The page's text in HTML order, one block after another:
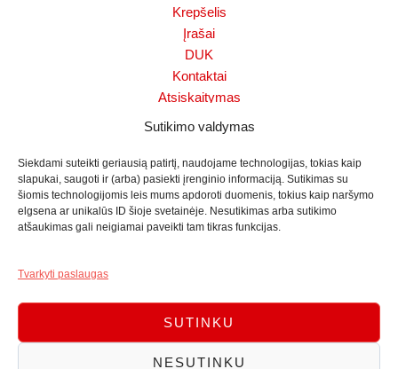
Sutikimo valdymas
Siekdami suteikti geriausią patirtį, naudojame technologijas, tokias kaip
slapukai, saugoti ir (arba) pasiekti įrenginio informaciją. Sutikimas su
šiomis technologijomis leis mums apdoroti duomenis, tokius kaip naršymo
elgsena ar unikalūs ID šioje svetainėje. Nesutikimas arba sutikimo
atšaukimas gali neigiamai paveikti tam tikras funkcijas.
Tvarkyti paslaugas
SUTINKU
NESUTINKU
Krepšelis
Įrašai
DUK
Kontaktai
Atsiskaitymas
Slapukų politika (ES)
Mano paskyra
Pinigų grąžinimo politika
Dronų aptikimo sistema
Naujausi straipsniai